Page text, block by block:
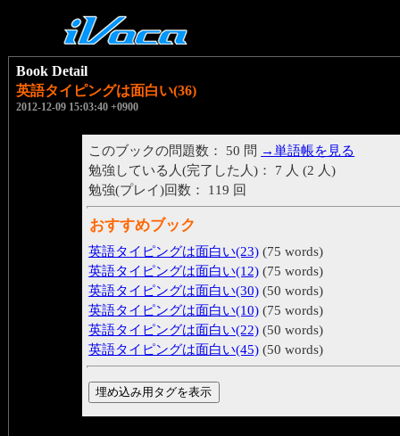
Book Detail
英語タイピングは面白い(36)
2012-12-09 15:03:40 +0900
このブックの問題数： 50 問 →単語帳を見る
勉強している人(完了した人)： 7 人 (2 人)
勉強(プレイ)回数： 119 回
おすすめブック
英語タイピングは面白い(23) (75 words)
英語タイピングは面白い(12) (75 words)
英語タイピングは面白い(30) (50 words)
英語タイピングは面白い(10) (75 words)
英語タイピングは面白い(22) (50 words)
英語タイピングは面白い(45) (50 words)